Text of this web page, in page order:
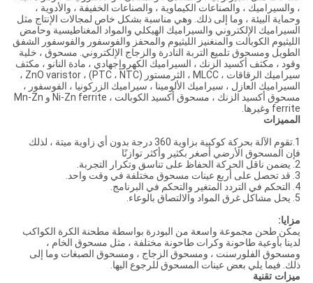
، والسيراميك ، والصناعات الكيماوية ، والصناعات الخفيفة ، والأدوية ،
وحماية البيئة ، وما إلى ذلك. وهي مناسبة بشكل خاص لمجالات الإنتاج مثل
السيراميك الإلكتروني والسيراميك الهيكلي والمواد المغناطيسية وحامض
الليثيوم الكوبالت والمنغنيز الليثيوم والمحفز والفوسفور والفوسفور الشفق
الطويل ومسحوق تلميع التربة النادرة والزجاج الإلكتروني. مسحوق ، خلية
وقود ، مكثف أكسيد الزنك ، السيراميك الكهروإجهادي ، مادة النانو ، مكثف
سيراميك الرقاقات ، MLCC ، الثرمستور (PTC ، NTC) ، ZnO varistor ،
السيراميك العازل ، سيراميك الألومينا ، سيراميك الزركونيا ، الفوسفور ،
مسحوق أكسيد الزنك ، مسحوق أكسيد الكوبالت ، Ni-Zn ferrite و Mn-Zn
ferrite وغيرها.
المميزات
1.تقوم الآلة بحركة كوكبية بزاوية 360 درجة بدون أي زاوية ميتة ، لذلك
فإن المسحوق الأرضي أصغر بكثير وأكثر توازنًا
2. يضمن ناقل الحركة الحفاظ على تناسق وتكرار التجربة.
3. قد تحصل على أربع عينات مسحوق مختلفة في وقت واحد.
4. التحكم في التردد المتغير والتحكم في البرنامج.
5. يحل مشاكل غرق المواد والالتصاق بالوعاء.
مزايا:
يمكن طحن مجموعة واسعة من البودرة بواسطة مطحنة الكرة الكواكب
لدينا بأوعية طاحونة وكرات طاحونة مختلفة ، مثل مسحوق الخام ،
ومسحوق الفلورسنت ، ومسحوق الزجاج ، ومسحوق الصبغات وما إلى
ذلك. فيما يلي بعض عينات المسحوق للرجوع اليها.
ميزات تقنية